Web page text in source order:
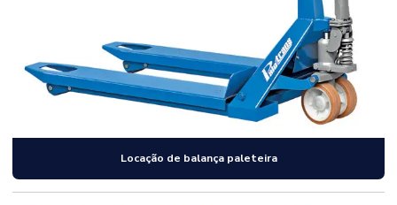
Locação de balança paleteira